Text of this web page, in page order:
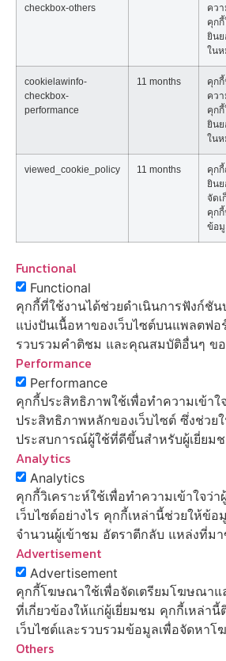
checkbox-others
คว
คุกกี้
ยินย
ใน
cookielawinfo-
checkbox-
performance
11 months
คุก
คว
คุกกี้
ยินย
ใน
viewed_cookie_policy 11 months
คุก
ยินย
จัดเ
คุก
ข้อ
Functional
Functional
คุกกี้ที่ใช้งานได้ช่วยดำเนินการฟังก์ชัน
แบ่งปันเนื้อหาของเว็บไซต์บนแพลตฟอ
รวบรวมคำติชม และคุณสมบัติอื่นๆ ข
Performance
Performance
คุกกี้ประสิทธิภาพใช้เพื่อทำความเข้าใ
ประสิทธิภาพหลักของเว็บไซต์ ซึ่งช่วย
ประสบการณ์ผู้ใช้ที่ดีขึ้นสำหรับผู้เยี่ยม
Analytics
Analytics
คุกกี้วิเคราะห์ใช้เพื่อทำความเข้าใจว่
เว็บไซต์อย่างไร คุกกี้เหล่านี้ช่วยให้ข้อ
จำนวนผู้เข้าชม อัตราตีกลับ แหล่งที่ม
Advertisement
Advertisement
คุกกี้โฆษณาใช้เพื่อจัดเตรียมโฆษณาแ
ที่เกี่ยวข้องให้แก่ผู้เยี่ยมชม คุกกี้เหล่านี้
เว็บไซต์และรวบรวมข้อมูลเพื่อจัดหาโ
Others